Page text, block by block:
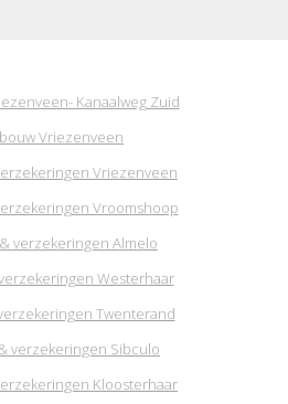
Kanaalweg Zuid
Vriezenveen
Vriezenveen
Vroomshoop
verzekeringen Almelo
Westerhaar
Twenterand
verzekeringen Sibculo
Kloosterhaar